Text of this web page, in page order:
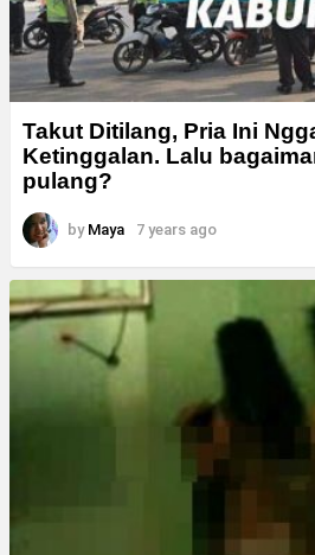
Takut Ditilang, Pria Ini
Ketinggalan. Lalu
pulang?
by Maya 7 years ago